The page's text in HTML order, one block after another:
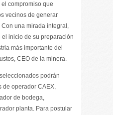
compromiso que
vecinos de generar
una mirada integral,
el inicio de su preparación
más importante del
CEO de la minera.
podrán
de operador CAEX,
de bodega,
planta. Para postular